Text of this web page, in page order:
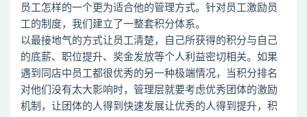
员工怎样的一个更为适合他的管理方式。针对员工激励员
工的制度，我们建立了一整套积分体系。
以最接地气的方式让员工清楚，自己所获得的积分与自己
的底薪、职位提升、奖金发放等个人利益密切相关。如果
遇到同店中员工都很优秀的另一种极端情况，当积分排名
对他们没有太大影响时，管理层就要考虑优秀团体的激励
机制，让团体的人得到快速发展让优秀的人得到提升，积